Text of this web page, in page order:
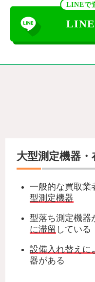
LINEで
LINE
大型測定機器・
一般的な買取業
型測定機器
型落ち測定機器
に滞留 している
設備入れ替えに
器がある